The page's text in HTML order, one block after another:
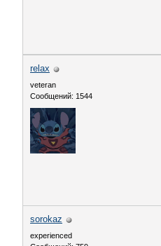
relax
veteran
Сообщений: 1544
sorokaz
experienced